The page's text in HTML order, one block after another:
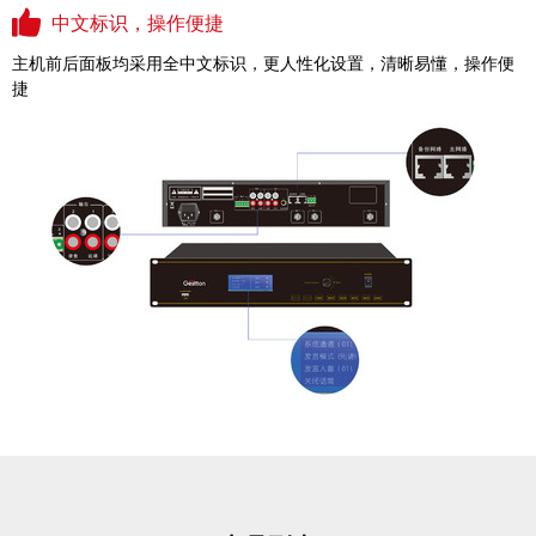
中文标识，操作便捷
主机前后面板均采用全中文标识，更人性化设置，清晰易懂，操作便
捷